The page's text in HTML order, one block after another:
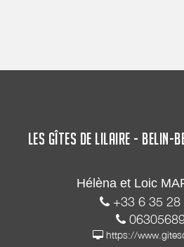
LES GÎTES DE LILAIRE - BELIN-
Hélèna et Loic
+33 6 35 28
https://